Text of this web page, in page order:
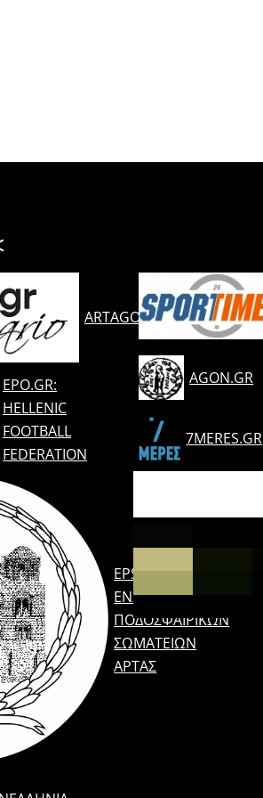
ARTAGOAL.GR
EPO.GR:
HELLENIC
FOOTBALL
FEDERATION
EPSARTAS.GR:
ΈΝΩΣΗ
ΠΟΔΟΣΦΑΙΡΙΚΏΝ
ΣΩΜΑΤΕΊΩΝ
ΆΡΤΑΣ
AGON.GR
7MERES.GR